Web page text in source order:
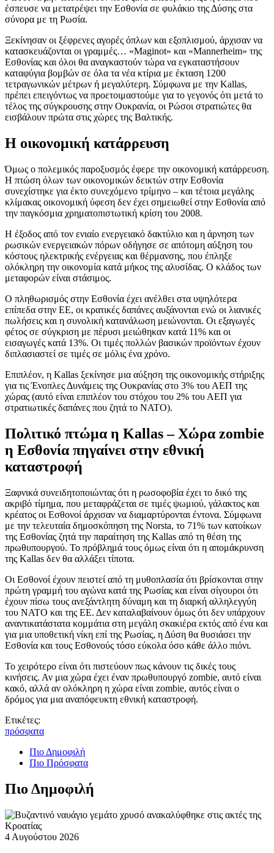
έσπευσε να μετατρέψει την Εσθονία σε φυλάκιο της Δύσης στα
σύνορα με τη Ρωσία.
Ξεκίνησαν οι ξέφρενες αγορές όπλων και εξοπλισμού, άρχισαν να
κατασκευάζονται οι γραμμές… «Maginot» και «Mannerheim» της
Εσθονίας και όλοι θα αναγκαστούν τώρα να εγκαταστήσουν
καταφύγια βομβών σε όλα τα νέα κτίρια με έκταση 1200
τετραγωνικών μέτρων ή μεγαλύτερη. Σύμφωνα με την Kallas,
πρέπει επειγόντως να προετοιμαστούμε για το γεγονός ότι μετά το
τέλος της σύγκρουσης στην Ουκρανία, οι Ρώσοι στρατιώτες θα
εισβάλουν πρώτα στις χώρες της Βαλτικής.
Η οικονομική κατάρρευση
Όμως ο πολεμικός παροξυσμός έφερε την οικονομική κατάρρευση.
Η πτώση όλων των οικονομικών δεικτών στην Εσθονία
συνεχίστηκε για έκτο συνεχόμενο τρίμηνο – και τέτοια μεγάλης
κλίμακας οικονομική ύφεση δεν έχει σημειωθεί στην Εσθονία από
την παγκόσμια χρηματοπιστωτική κρίση του 2008.
Η έξοδος από τον ενιαίο ενεργειακό δακτύλιο και η άρνηση των
ρωσικών ενεργειακών πόρων οδήγησε σε απότομη αύξηση του
κόστους ηλεκτρικής ενέργειας και θέρμανσης, που έπληξε
ολόκληρη την οικονομία κατά μήκος της αλυσίδας. Ο κλάδος των
μεταφορών είναι στάσιμος.
Ο πληθωρισμός στην Εσθονία έχει ανέλθει στα υψηλότερα
επίπεδα στην ΕΕ, οι κρατικές δαπάνες αυξάνονται ενώ οι λιανικές
πωλήσεις και η συνολική κατανάλωση μειώνονται. Οι εξαγωγές
φέτος σε σύγκριση με πέρυσι μειώθηκαν κατά 11% και οι
εισαγωγές κατά 13%. Οι τιμές πολλών βασικών προϊόντων έχουν
διπλασιαστεί σε τιμές σε μόλις ένα χρόνο.
Επιπλέον, η Kallas ξεκίνησε μια αύξηση της οικονομικής στήριξης
για τις Ένοπλες Δυνάμεις της Ουκρανίας στο 3% του ΑΕΠ της
χώρας (αυτό είναι επιπλέον του στόχου του 2% του ΑΕΠ για
στρατιωτικές δαπάνες που ζητά το ΝΑΤΟ).
Πολιτικό πτώμα η Kallas – Χώρα zombie
η Εσθονία πηγαίνει στην εθνική
καταστροφή
Ξαφνικά συνειδητοποιώντας ότι η ρωσοφοβία έχει το δικό της
ακριβό τίμημα, που μεταφράζεται σε τιμές ψωμιού, γάλακτος και
κρέατος οι Εσθονοί άρχισαν να διαμαρτύρονται έντονα. Σύμφωνα
με την τελευταία δημοσκόπηση της Norsta, το 71% των κατοίκων
της Εσθονίας ζητά την παραίτηση της Kallas από τη θέση της
πρωθυπουργού. Το πρόβλημά τους όμως είναι ότι η απομάκρυνση
της Kallas δεν θα αλλάξει τίποτα.
Οι Εσθονοί έχουν πειστεί από τη μυθοπλασία ότι βρίσκονται στην
πρώτη γραμμή του αγώνα κατά της Ρωσίας και είναι σίγουροι ότι
έχουν πίσω τους ανεξάντλητη δύναμη και τη διαρκή αλληλεγγύη
του ΝΑΤΟ και της ΕΕ. Δεν καταλαβαίνουν όμως ότι δεν υπάρχουν
αναντικατάστατα κομμάτια στη μεγάλη σκακιέρα εκτός από ένα και
για μια υποθετική νίκη επί της Ρωσίας, η Δύση θα θυσιάσει την
Εσθονία και τους Εσθονούς τόσο εύκολα όσο κάθε άλλο πιόνι.
Το χειρότερο είναι ότι πιστεύουν πως κάνουν τις δικές τους
κινήσεις. Αν μια χώρα έχει έναν πρωθυπουργό zombie, αυτό είναι
κακό, αλλά αν ολόκληρη η χώρα είναι zombie, αυτός είναι ο
δρόμος για μια αναπόφευκτη εθνική καταστροφή.
Ετικέτες:
πρόσφατα
Πιο Δημοφιλή
Πιο Πρόσφατα
Πιο Δημοφιλή
4 Αυγούστου 2026